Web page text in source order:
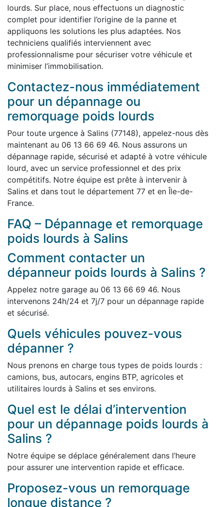
lourds. Sur place, nous effectuons un diagnostic
complet pour identifier l’origine de la panne et
appliquons les solutions les plus adaptées. Nos
techniciens qualifiés interviennent avec
professionnalisme pour sécuriser votre véhicule et
minimiser l’immobilisation.
Contactez-nous immédiatement
pour un dépannage ou
remorquage poids lourds
Pour toute urgence à Salins (77148), appelez-nous dès
maintenant au 06 13 66 69 46. Nous assurons un
dépannage rapide, sécurisé et adapté à votre véhicule
lourd, avec un service professionnel et des prix
compétitifs. Notre équipe est prête à intervenir à
Salins et dans tout le département 77 et en Île-de-
France.
FAQ – Dépannage et remorquage
poids lourds à Salins
Comment contacter un
dépanneur poids lourds à Salins ?
Appelez notre garage au 06 13 66 69 46. Nous
intervenons 24h/24 et 7j/7 pour un dépannage rapide
et sécurisé.
Quels véhicules pouvez-vous
dépanner ?
Nous prenons en charge tous types de poids lourds :
camions, bus, autocars, engins BTP, agricoles et
utilitaires lourds à Salins et ses environs.
Quel est le délai d’intervention
pour un dépannage poids lourds à
Salins ?
Notre équipe se déplace généralement dans l’heure
pour assurer une intervention rapide et efficace.
Proposez-vous un remorquage
longue distance ?